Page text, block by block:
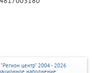
"Регион центр" 2004 - 2026
наполнение: